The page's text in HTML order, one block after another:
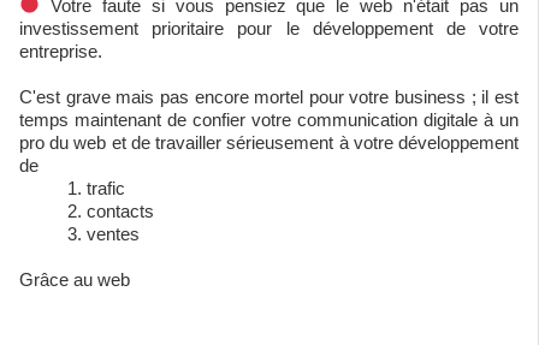
Votre faute si vous pensiez que le web n'était pas un
investissement prioritaire pour le développement de votre
entreprise.
C'est grave mais pas encore mortel pour votre business ; il est
temps maintenant de confier votre communication digitale à un
pro du web et de travailler sérieusement à votre développement
de
trafic
contacts
ventes
Grâce au web